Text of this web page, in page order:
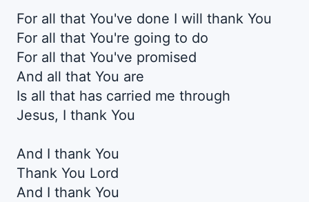
For all that You've done I will thank You
For all that You're going to do
For all that You've promised
And all that You are
Is all that has carried me through
Jesus, I thank You
And I thank You
Thank You Lord
And I thank You